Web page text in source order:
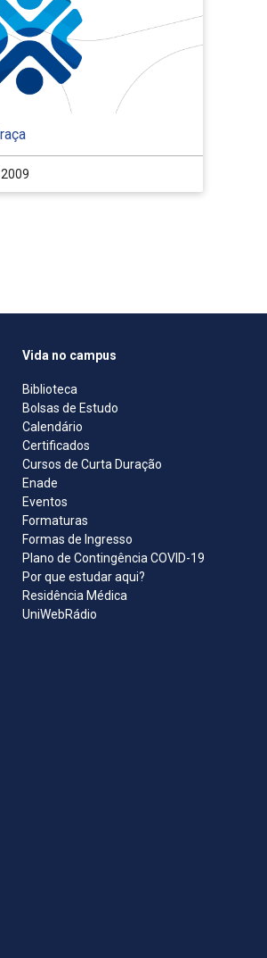
Vida no campus
Biblioteca
Bolsas de Estudo
Calendário
Certificados
Cursos de Curta Duração
Enade
Eventos
Formaturas
Formas de Ingresso
Plano de Contingência COVID-19
Por que estudar aqui?
Residência Médica
UniWebRádio